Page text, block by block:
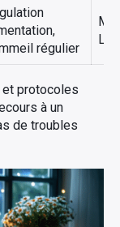
régulier
et protocoles
à un
de troubles